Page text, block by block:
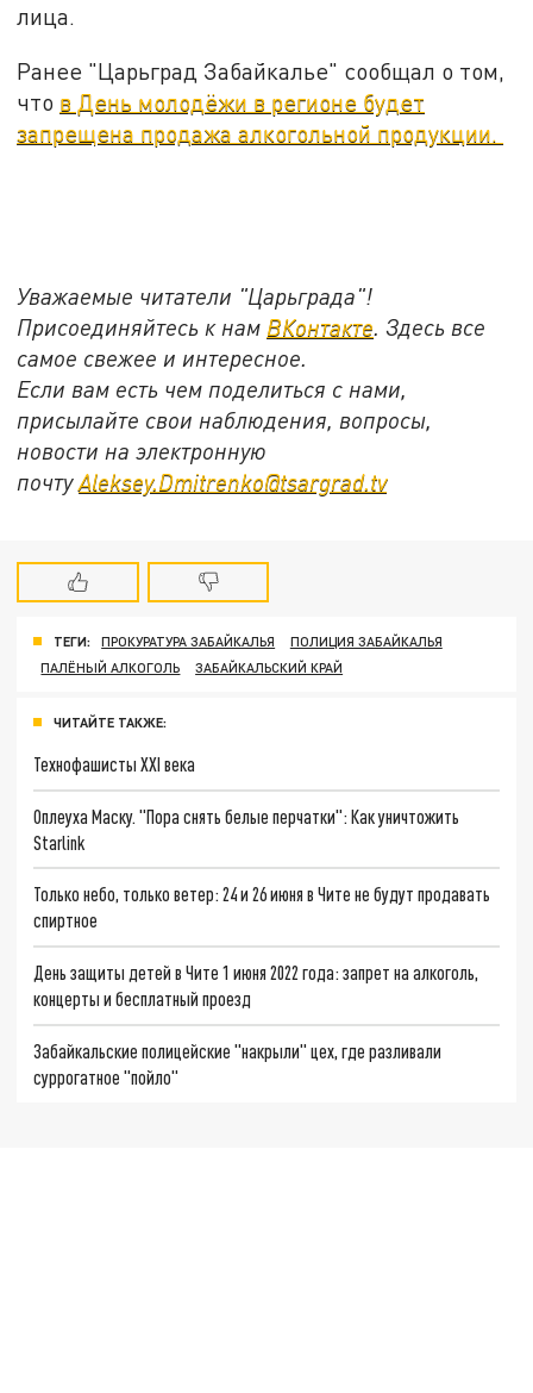
лица.
Ранее "Царьград Забайкалье" сообщал о том,
что в День молодёжи в регионе будет
запрещена продажа алкогольной продукции.
Уважаемые читатели "Царьграда"!
Присоединяйтесь к нам ВКонтакте . Здесь все
самое свежее и интересное.
Если вам есть чем поделиться с нами,
присылайте свои наблюдения, вопросы,
новости на электронную
почтуAleksey.Dmitrenko@tsargrad.tv
ТЕГИ: ПРОКУРАТУРА ЗАБАЙКАЛЬЯ
ПОЛИЦИЯ ЗАБАЙКАЛЬЯ
ПАЛЁНЫЙ АЛКОГОЛЬ
ЗАБАЙКАЛЬСКИЙ КРАЙ
ЧИТАЙТЕ ТАКЖЕ:
Технофашисты XXI века
Оплеуха Маску. "Пора снять белые перчатки": Как уничтожить
Starlink
Только небо, только ветер: 24 и 26 июня в Чите не будут продавать
спиртное
День защиты детей в Чите 1 июня 2022 года: запрет на алкоголь,
концерты и бесплатный проезд
Забайкальские полицейские "накрыли" цех, где разливали
суррогатное "пойло"